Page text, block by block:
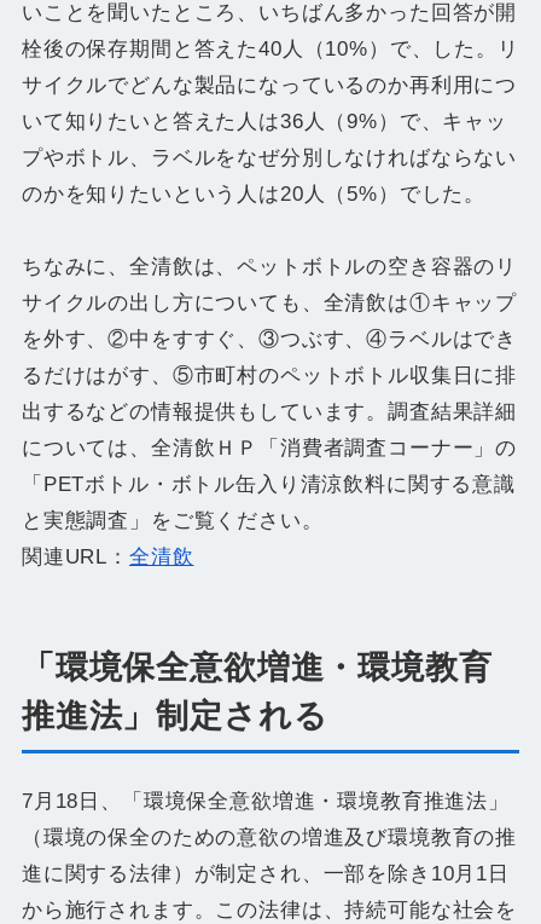
いことを聞いたところ、いちばん多かった回答が開
栓後の保存期間と答えた40人（10%）で、した。リ
サイクルでどんな製品になっているのか再利用につ
いて知りたいと答えた人は36人（9%）で、キャッ
プやボトル、ラベルをなぜ分別しなければならない
のかを知りたいという人は20人（5%）でした。
ちなみに、全清飲は、ペットボトルの空き容器のリ
サイクルの出し方についても、全清飲は①キャップ
を外す、②中をすすぐ、③つぶす、④ラベルはでき
るだけはがす、⑤市町村のペットボトル収集日に排
出するなどの情報提供もしています。調査結果詳細
については、全清飲ＨＰ「消費者調査コーナー」の
「PETボトル・ボトル缶入り清涼飲料に関する意識
と実態調査」をご覧ください。
関連URL： 全清飲
「環境保全意欲増進・環境教育
推進法」制定される
7月18日、「環境保全意欲増進・環境教育推進法」
（環境の保全のための意欲の増進及び環境教育の推
進に関する法律）が制定され、一部を除き10月1日
から施行されます。この法律は、持続可能な社会を